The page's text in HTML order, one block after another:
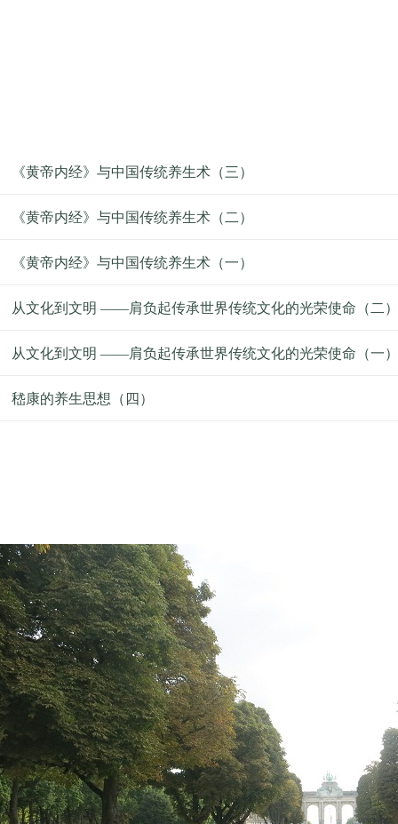
《黄帝内经》与中国传统养生术（三）
《黄帝内经》与中国传统养生术（二）
《黄帝内经》与中国传统养生术（一）
从文化到文明 ——肩负起传承世界传统文化的光荣使命（二）
从文化到文明 ——肩负起传承世界传统文化的光荣使命（一）
嵇康的养生思想（四）